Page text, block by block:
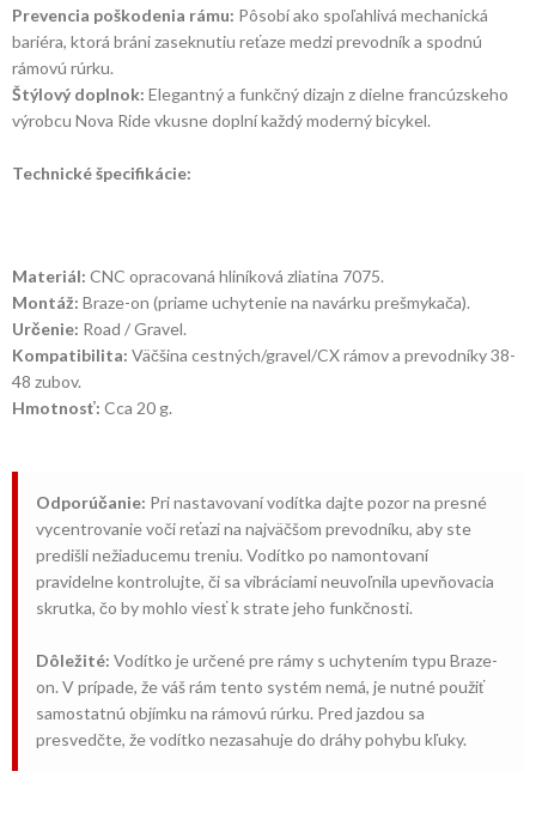
Prevencia poškodenia rámu: Pôsobí ako spoľahlivá mechanická
bariéra, ktorá bráni zaseknutiu reťaze medzi prevodník a spodnú
rámovú rúrku.
Štýlový doplnok: Elegantný a funkčný dizajn z dielne francúzskeho
výrobcu Nova Ride vkusne doplní každý moderný bicykel.
Technické špecifikácie:
Materiál: CNC opracovaná hliníková zliatina 7075.
Montáž: Braze-on (priame uchytenie na navárku prešmykača).
Určenie: Road / Gravel.
Kompatibilita: Väčšina cestných/gravel/CX rámov a prevodníky 38-
48 zubov.
Hmotnosť: Cca 20 g.
Odporúčanie: Pri nastavovaní vodítka dajte pozor na presné
vycentrovanie voči reťazi na najväčšom prevodníku, aby ste
predišli nežiaducemu treniu. Vodítko po namontovaní
pravidelne kontrolujte, či sa vibráciami neuvoľnila upevňovacia
skrutka, čo by mohlo viesť k strate jeho funkčnosti.
Dôležité: Vodítko je určené pre rámy s uchytením typu Braze-
on. V prípade, že váš rám tento systém nemá, je nutné použiť
samostatnú objímku na rámovú rúrku. Pred jazdou sa
presvedčte, že vodítko nezasahuje do dráhy pohybu kľuky.